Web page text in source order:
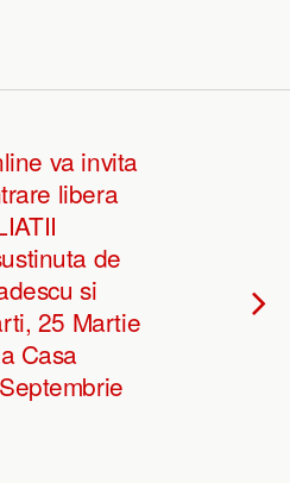
va invita
libera
de
si
25 Martie
Casa